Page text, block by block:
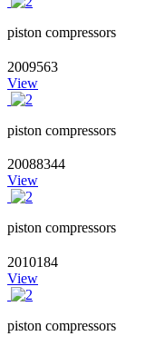
piston compressors
2009563
View
piston compressors
20088344
View
piston compressors
2010184
View
piston compressors